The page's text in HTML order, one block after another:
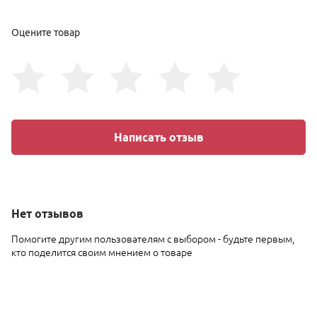
Нет отзывов
Помогите другим пользователям с выбором - будьте первым,
кто поделится своим мнением о товаре
Оцените товар
Написать отзыв